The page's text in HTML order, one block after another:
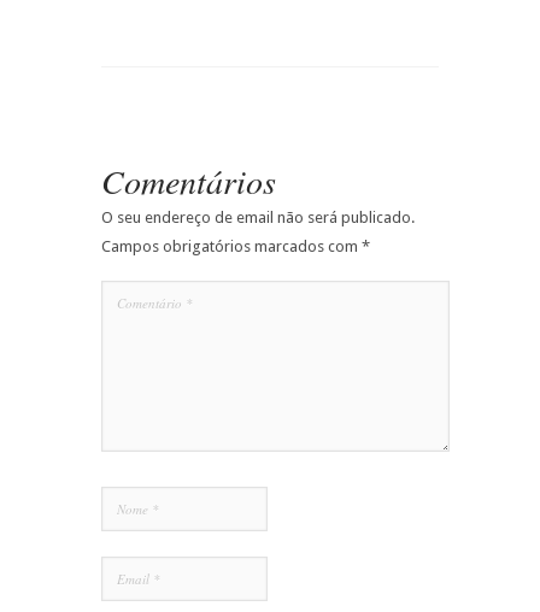
Comentários
O seu endereço de email não será publicado.
Campos obrigatórios marcados com *